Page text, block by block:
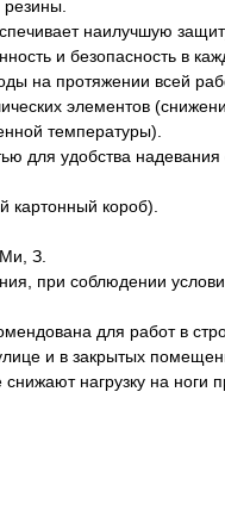
наилучшую
и безопасность в
на протяжении всей
элементов
температуры).
для удобства надевания
картонный короб).
З.
при соблюдении
для работ в
и в закрытых
нагрузку на ноги